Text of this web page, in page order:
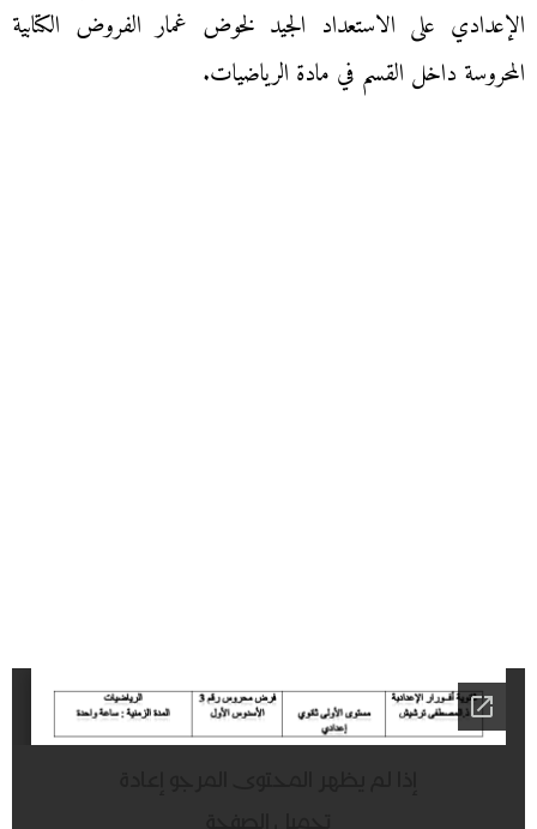
الإعدادي على الاستعداد الجيد لخوض غمار الفروض الكتابية
المحروسة داخل القسم في مادة الرياضيات.